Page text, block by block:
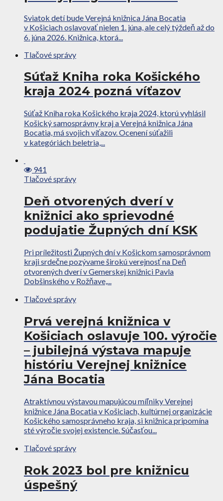
Sviatok detí bude Verejná knižnica Jána Bocatia
v Košiciach oslavovať nielen 1. júna, ale celý týždeň až do
6. júna 2026. Knižnica, ktorá...
Tlačové správy
Súťaž Kniha roka Košického
kraja 2024 pozná víťazov
Súťaž Kniha roka Košického kraja 2024, ktorú vyhlásil
Košický samosprávny kraj a Verejná knižnica Jána
Bocatia, má svojich víťazov. Ocenení súťažili
v kategóriách beletria,...
941
Tlačové správy
Deň otvorených dverí v
knižnici ako sprievodné
podujatie Župných dní KSK
Pri príležitosti Župných dní v Košickom samosprávnom
kraji srdečne pozývame širokú verejnosť na Deň
otvorených dverí v Gemerskej knižnici Pavla
Dobšinského v Rožňave,...
Tlačové správy
Prvá verejná knižnica v
Košiciach oslavuje 100. výročie
– jubilejná výstava mapuje
históriu Verejnej knižnice
Jána Bocatia
Atraktívnou výstavou mapujúcou míľniky Verejnej
knižnice Jána Bocatia v Košiciach, kultúrnej organizácie
Košického samosprávneho kraja, si knižnica pripomína
sté výročie svojej existencie. Súčasťou...
Tlačové správy
Rok 2023 bol pre knižnicu
úspešný